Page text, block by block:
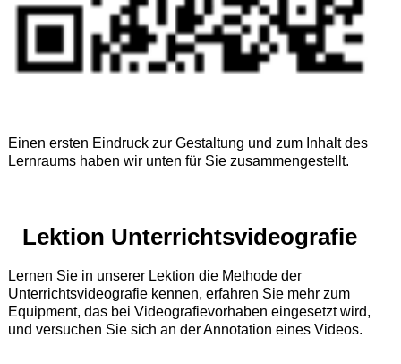
Einen ersten Eindruck zur Gestaltung und zum Inhalt des
Lernraums haben wir unten für Sie zusammengestellt.
Lektion Unterrichtsvideografie
Lernen Sie in unserer Lektion die Methode der
Unterrichtsvideografie kennen, erfahren Sie mehr zum
Equipment, das bei Videografievorhaben eingesetzt wird,
und versuchen Sie sich an der Annotation eines Videos.